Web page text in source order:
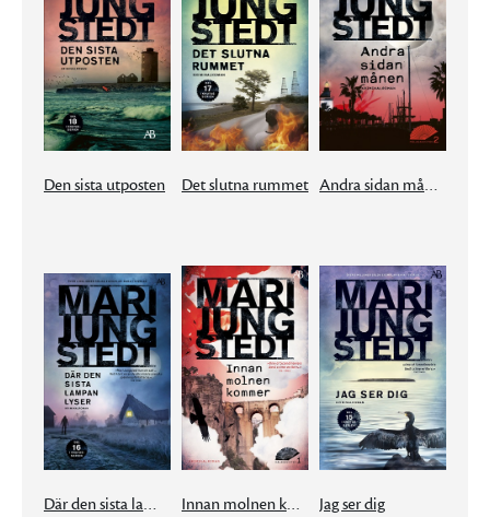
Den sista utposten Det slutna rummet Andra sidan månen
Där den sista lampan lyser Innan molnen kommer Jag ser dig